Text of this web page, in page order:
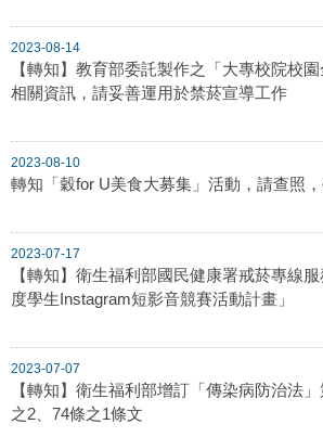
2023-08-14
【轉知】教育部委託製作之「大專校院校
相關資訊，請妥善運用於禁菸宣導工作
2023-08-10
轉知「穀for U美食大募集」活動，請查照，
2023-07-17
【轉知】衛生福利部國民健康署戒菸專線
度學生Instagram短影音競賽活動計畫」
2023-07-07
【轉知】衛生福利部增訂「傳染病防治法
之2、74條之1條文